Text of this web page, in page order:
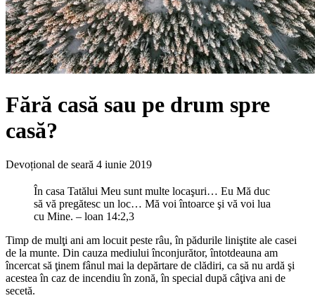
Fără casă sau pe drum spre
casă?
Devoțional de seară 4 iunie 2019
În casa Tatălui Meu sunt multe locaşuri… Eu Mă duc
să vă pregătesc un loc… Mă voi întoarce şi vă voi lua
cu Mine. – loan 14:2,3
Timp de mulţi ani am locuit peste râu, în pădurile liniştite ale casei
de la munte. Din cauza mediului înconjurător, întotdeauna am
încercat să ţinem fânul mai la depărtare de clădiri, ca să nu ardă şi
acestea în caz de incendiu în zonă, în special după câţiva ani de
secetă.